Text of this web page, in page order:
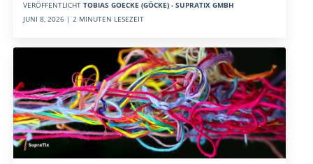
VERÖFFENTLICHT TOBIAS GOECKE (GÖCKE) - SUPRATIX GMBH
JUNI 8, 2026 | 2 MINUTEN LESEZEIT